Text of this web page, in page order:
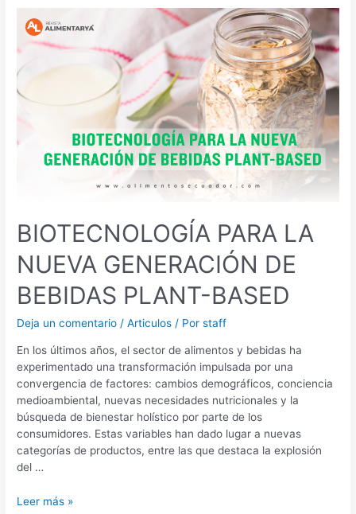
BIOTECNOLOGÍA PARA LA
NUEVA GENERACIÓN DE
BEBIDAS PLANT-BASED
Deja un comentario /Articulos / Porstaff
En los últimos años, el sector de alimentos y bebidas ha
experimentado una transformación impulsada por una
convergencia de factores: cambios demográficos, conciencia
medioambiental, nuevas necesidades nutricionales y la
búsqueda de bienestar holístico por parte de los
consumidores. Estas variables han dado lugar a nuevas
categorías de productos, entre las que destaca la explosión
del …
PARA
LA
NUEVA
DE
BEBIDAS
BASED
Leer más »